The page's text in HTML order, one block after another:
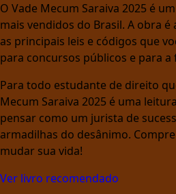
O Vade Mecum Saraiva 2025 é
mais vendidos do Brasil. A obra
as principais leis e códigos que
para concursos públicos e para
Para todo estudante de direito
Mecum Saraiva 2025 é uma
pensar como um jurista de
armadilhas do desânimo.
mudar sua vida!
Ver livro recomendado